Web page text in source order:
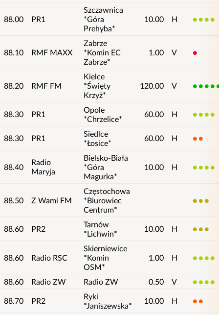
88.00 PR1
Szczawnica
*Góra
Prehyba*
10.00 H 4
88.10 RMF MAXX
Zabrze
*Komin EC
Zabrze*
1.00 V 1
88.20 RMF FM
Kielce
*Święty
Krzyż*
120.00 V 5
88.30 PR1
Opole
*Chrzelice*
60.00 H 4
88.30 PR1
Siedlce
*Łosice*
60.00 H 2
88.40
Radio
Maryja
Bielsko-Biała
*Góra
Magurka*
10.00 H 4
88.50 Z Wami FM
Częstochowa
*Biurowiec
Centrum*
3
88.60 PR2
Tarnów
*Lichwin*
10.00 H 3
88.60 Radio RSC
Skierniewice
*Komin
OSM*
1.00 H 4
88.60 Radio ZW Radio ZW 0.50 V 4
88.70 PR2
Ryki
*Janiszewska*
10.00 H 2